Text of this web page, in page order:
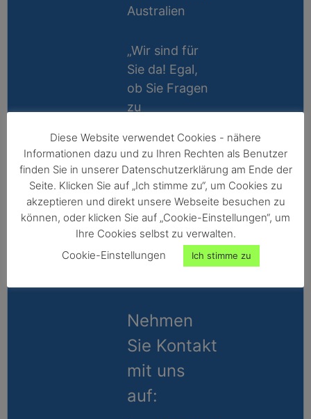
Australien
„Wir sind für
Sie da! Egal,
ob Sie Fragen
zu
Kalibrierung,
Zubehör oder
Technik
haben, wir
helfen gerne
persönlich
weiter!“
Nehmen
Sie Kontakt
mit uns
auf:
Lifetime
Support
10 Jahre
Reparatur-
Diese Website verwendet Cookies - nähere
Informationen dazu und zu Ihren Rechten als Benutzer
finden Sie in unserer Datenschutzerklärung am Ende der
Seite. Klicken Sie auf „Ich stimme zu“, um Cookies zu
akzeptieren und direkt unsere Webseite besuchen zu
können, oder klicken Sie auf „Cookie-Einstellungen“, um
Ihre Cookies selbst zu verwalten.
Cookie-Einstellungen
Ich stimme zu